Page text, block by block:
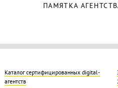
ПАМЯТКА
Каталог сертифицированных digital-
агентств